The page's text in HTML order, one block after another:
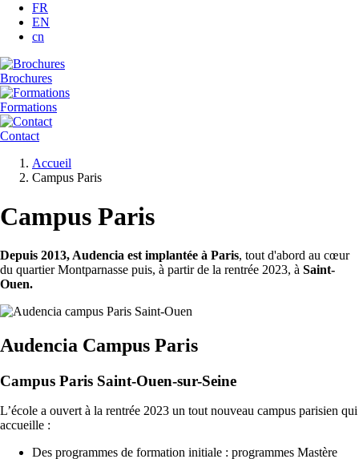
FR
EN
cn
Brochures
Formations
Contact
d'Ariane
Accueil
Campus Paris
Campus Paris
Depuis 2013, Audencia est implantée à Paris, tout d'abord au cœur
du quartier Montparnasse puis, à partir de la rentrée 2023, à Saint-
Ouen.
Audencia Campus Paris
Campus Paris Saint-Ouen-sur-Seine
L’école a ouvert à la rentrée 2023 un tout nouveau campus parisien qui
accueille :
Des programmes de formation initiale : programmes Mastère